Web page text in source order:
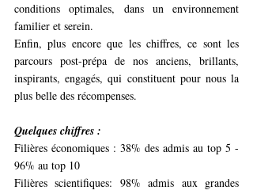
conditions optimales, dans un environnement
familier et serein.
Enfin, plus encore que les chiffres, ce sont les
parcours post-prépa de nos anciens, brillants,
inspirants, engagés, qui constituent pour nous la
plus belle des récompenses.
Quelques chiffres :
Filières économiques : 38% des admis au top 5 -
96% au top 10
Filières scientifiques: 98% admis aux grandes